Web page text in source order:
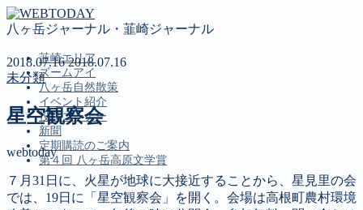
八ヶ岳ジャーナル・韮崎ジャーナル
韮崎エリア
ズームアイ
八ヶ岳自然散策
イベント紹介
投稿コーナー
新聞
定期購読のご案内
第４回 八ヶ岳高原文学賞
2018.07.162018.07.16
未分類
星空観察会
webtoday
７月31日に、火星が地球に大接近することから、星見里の会
では、19日に「星空観察会」を開く。会場は高根町農村環境